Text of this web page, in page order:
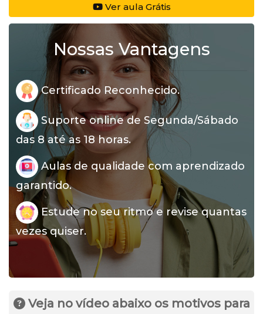
Ver aula Grátis
Nossas Vantagens
Certificado Reconhecido.
Suporte online de Segunda/Sábado
das 8 até as 18 horas.
Aulas de qualidade com aprendizado
garantido.
Estude no seu ritmo e revise quantas
vezes quiser.
Veja no vídeo abaixo os motivos para